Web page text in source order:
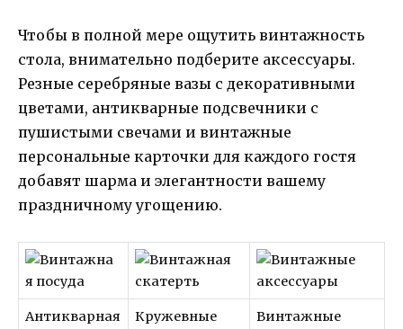
Чтобы в полной мере ощутить винтажность
стола, внимательно подберите аксессуары.
Резные серебряные вазы с декоративными
цветами, антикварные подсвечники с
пушистыми свечами и винтажные
персональные карточки для каждого гостя
добавят шарма и элегантности вашему
праздничному угощению.
Антикварная
Кружевные
Винтажные